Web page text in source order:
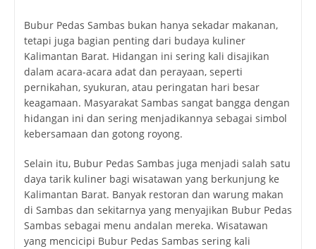
Bubur Pedas Sambas bukan hanya sekadar makanan,
tetapi juga bagian penting dari budaya kuliner
Kalimantan Barat. Hidangan ini sering kali disajikan
dalam acara-acara adat dan perayaan, seperti
pernikahan, syukuran, atau peringatan hari besar
keagamaan. Masyarakat Sambas sangat bangga dengan
hidangan ini dan sering menjadikannya sebagai simbol
kebersamaan dan gotong royong.
Selain itu, Bubur Pedas Sambas juga menjadi salah satu
daya tarik kuliner bagi wisatawan yang berkunjung ke
Kalimantan Barat. Banyak restoran dan warung makan
di Sambas dan sekitarnya yang menyajikan Bubur Pedas
Sambas sebagai menu andalan mereka. Wisatawan
yang mencicipi Bubur Pedas Sambas sering kali